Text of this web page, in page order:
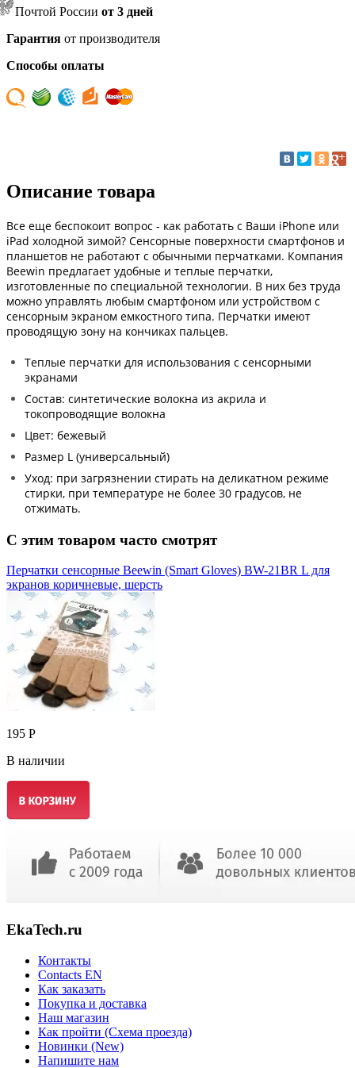
Почтой России от 3 дней
Гарантия от производителя
Способы оплаты
Описание товара
Все еще беспокоит вопрос - как работать с Ваши iPhone или
iPad холодной зимой? Сенсорные поверхности смартфонов и
планшетов не работают с обычными перчатками. Компания
Beewin предлагает удобные и теплые перчатки,
изготовленные по специальной технологии. В них без труда
можно управлять любым смартфоном или устройством с
сенсорным экраном емкостного типа. Перчатки имеют
проводящую зону на кончиках пальцев.
Теплые перчатки для использования с сенсорными
экранами
Состав: синтетические волокна из акрила и
токопроводящие волокна
Цвет: бежевый
Размер L (универсальный)
Уход: при загрязнении стирать на деликатном режиме
стирки, при температуре не более 30 градусов, не
отжимать.
С этим товаром часто смотрят
Перчатки сенсорные Beewin (Smart Gloves) BW-21BR L для
экранов коричневые, шерсть
195 Р
В наличии
EkaTech.ru
Контакты
Contacts EN
Как заказать
Покупка и доставка
Наш магазин
Как пройти (Схема проезда)
Новинки (New)
Напишите нам